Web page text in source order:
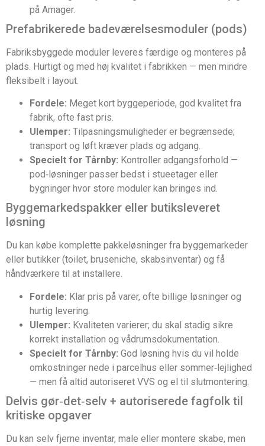
på Amager.
Prefabrikerede badeværelsesmoduler (pods)
Fabriksbyggede moduler leveres færdige og monteres på
plads. Hurtigt og med høj kvalitet i fabrikken — men mindre
fleksibelt i layout.
Fordele: Meget kort byggeperiode, god kvalitet fra
fabrik, ofte fast pris.
Ulemper: Tilpasningsmuligheder er begrænsede;
transport og løft kræver plads og adgang.
Specielt for Tårnby: Kontroller adgangsforhold —
pod‑løsninger passer bedst i stueetager eller
bygninger hvor store moduler kan bringes ind.
Byggemarkedspakker eller butiksleveret
løsning
Du kan købe komplette pakkeløsninger fra byggemarkeder
eller butikker (toilet, bruseniche, skabsinventar) og få
håndværkere til at installere.
Fordele: Klar pris på varer, ofte billige løsninger og
hurtig levering.
Ulemper: Kvaliteten varierer; du skal stadig sikre
korrekt installation og vådrumsdokumentation.
Specielt for Tårnby: God løsning hvis du vil holde
omkostninger nede i parcelhus eller sommer‑lejlighed
— men få altid autoriseret VVS og el til slutmontering.
Delvis gør‑det‑selv + autoriserede fagfolk til
kritiske opgaver
Du kan selv fjerne inventar, male eller montere skabe, men